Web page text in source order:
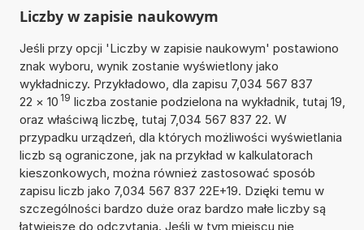
Liczby w zapisie naukowym
Jeśli przy opcji 'Liczby w zapisie naukowym' postawiono
znak wyboru, wynik zostanie wyświetlony jako
wykładniczy. Przykładowo, dla zapisu 7,034 567 837
22 × 10 19 liczba zostanie podzielona na wykładnik, tutaj 19,
oraz właściwą liczbę, tutaj 7,034 567 837 22. W
przypadku urządzeń, dla których możliwości wyświetlania
liczb są ograniczone, jak na przykład w kalkulatorach
kieszonkowych, można również zastosować sposób
zapisu liczb jako 7,034 567 837 22E+19. Dzięki temu w
szczególności bardzo duże oraz bardzo małe liczby są
łatwiejsze do odczytania. Jeśli w tym miejscu nie